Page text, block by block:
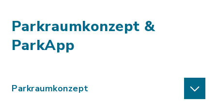
Parkraumkonzept &
ParkApp
Parkraumkonzept